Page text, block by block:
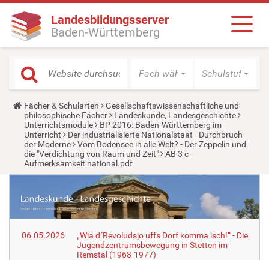
Landesbildungsserver
Baden-Württemberg
Fach wählen Schulstufe
Y
o
u
a
r
e
h
e
:
Fächer & Schularten
Gesellschaftswissenschaftliche und
philosophische Fächer
Landeskunde, Landesgeschichte
Unterrichtsmodule
BP 2016: Baden-Württemberg im
Unterricht
Der industrialisierte Nationalstaat - Durchbruch
der Moderne
Vom Bodensee in alle Welt? - Der Zeppelin und
die "Verdichtung von Raum und Zeit"
AB 3 c -
Aufmerksamkeit national.pdf
06.05.2026
„Wia d´Revoludsjo uffs Dorf komma isch!“ - Die
Jugendzentrumsbewegung in Stetten im
Remstal (1968-1977)